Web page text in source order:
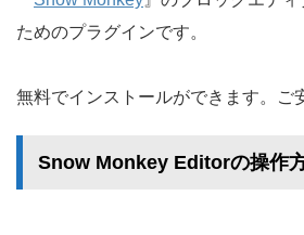
ためのプラグインです。
無料でインストールができます。ご
Snow Monkey Editorの操作